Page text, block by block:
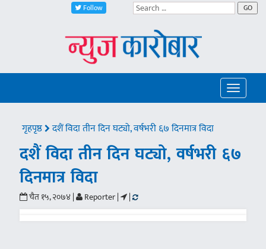
Follow GO
Toggle
गृहपृष्ठ दशैं विदा तीन दिन घट्यो, वर्षभरी ६७ दिनमात्र विदा
दशैं विदा तीन दिन घट्यो, वर्षभरी ६७
दिनमात्र विदा
चैत १५, २०७४ | Reporter | |